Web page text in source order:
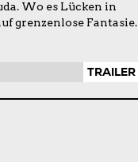
Wo es Lücken in
grenzenlose Fantasie.
TRAILER